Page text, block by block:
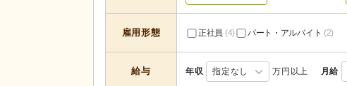
雇用形態 正社員 (4) パート・アルバイト (2)
給与 年収 指定なし 万円以上 月給